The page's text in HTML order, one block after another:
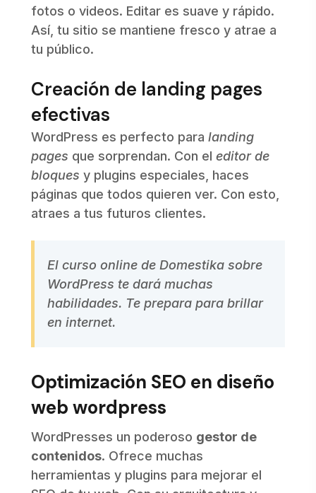
fotos o videos. Editar es suave y rápido.
Así, tu sitio se mantiene fresco y atrae a
tu público.
Creación de landing pages
efectivas
WordPress es perfecto para landing
pages que sorprendan. Con el editor de
bloques y plugins especiales, haces
páginas que todos quieren ver. Con esto,
atraes a tus futuros clientes.
El curso online de Domestika sobre
WordPress te dará muchas
habilidades. Te prepara para brillar
en internet.
Optimización SEO en diseño
web wordpress
WordPresses un poderoso gestor de
contenidos. Ofrece muchas
herramientas y plugins para mejorar el